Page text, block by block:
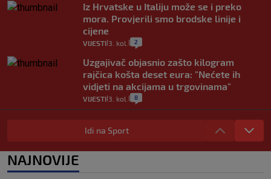
Iz Hrvatske u Italiju može se i preko
mora. Provjerili smo brodske linije i
cijene
VIJESTI 3. kol. 2
Uzgajivač objasnio zašto kilogram
rajčica košta deset eura: "Nećete ih
vidjeti na akcijama u trgovinama"
VIJESTI 3. kol. 8
Selidba je jedno od stresnijih iskustava.
Evo aktualnih cijena i nekoliko savjeta
0
Idi na Sport
NAJNOVIJE